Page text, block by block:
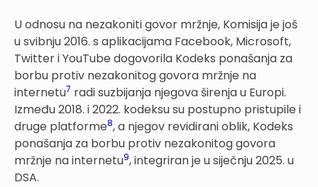
U odnosu na nezakoniti govor mržnje, Komisija je još
u svibnju 2016. s aplikacijama Facebook, Microsoft,
Twitter i YouTube dogovorila Kodeks ponašanja za
borbu protiv nezakonitog govora mržnje na
internetu7 radi suzbijanja njegova širenja u Europi.
Između 2018. i 2022. kodeksu su postupno pristupile i
druge platforme8, a njegov revidirani oblik, Kodeks
ponašanja za borbu protiv nezakonitog govora
mržnje na internetu9, integriran je u siječnju 2025. u
DSA.